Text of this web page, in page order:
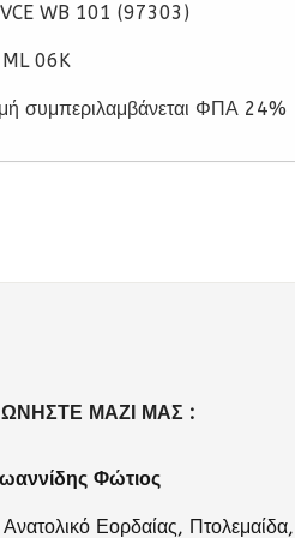
WB 101 (97303)
06K
συμπεριλαμβάνεται ΦΠΑ 24%
ΜΑΖΊ ΜΑΣ :
Φώτιος
Ανατολικό Εορδαίας, Πτολεμαίδα,